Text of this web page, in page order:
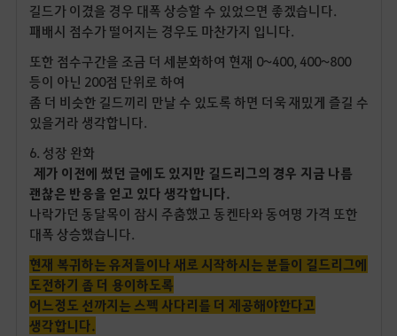
길드가 이겼을 경우 대폭 상승할 수 있었으면 좋겠습니다.
패배시 점수가 떨어지는 경우도 마찬가지 입니다.
또한 점수구간을 조금 더 세분화하여 현재 0~400, 400~800
등이 아닌 200점 단위로 하여
좀 더 비슷한 길드끼리 만날 수 있도록 하면 더욱 재밌게 즐길 수
있을거라 생각합니다.
6. 성장 완화
제가 이전에 썼던 글에도 있지만 길드리그의 경우 지금 나름
괜찮은 반응을 얻고 있다 생각합니다.
나락가던 동달목이 잠시 주춤했고 동켄타와 동여명 가격 또한
대폭 상승했습니다.
현재 복귀하는 유저들이나 새로 시작하시는 분들이 길드리그에
도전하기 좀 더 용이하도록
어느정도 선까지는 스펙 사다리를 더 제공해야한다고
생각합니다.